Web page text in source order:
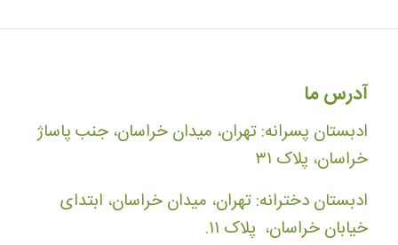
آدرس ما
ادبستان پسرانه: تهران، میدان خراسان، جنب پاساژ
خراسان، پلاک ۳۱
ادبستان دخترانه: تهران، میدان خراسان، ابتدای
خیابان خراسان، پلاک ۱۱.